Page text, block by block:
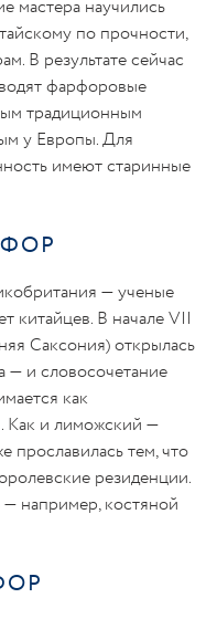
мастера научились
по прочности,
В результате сейчас
фарфоровые
традиционным
у Европы. Для
имеют старинные
— ученые
китайцев. В начале VII
Саксония) открылась
— и словосочетание
как
Как и лиможский —
тем, что
резиденции.
например, костяной